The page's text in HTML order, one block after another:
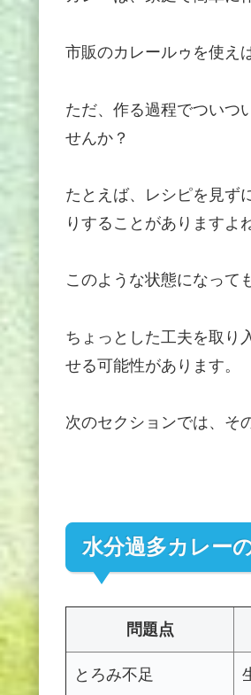
市販のカレールゥを使え
ただ、作る過程でついつ
せんか？
たとえば、レシピを見ず
りすることがありますよ
このような状態になって
ちょっとした工夫を取り
せる可能性があります。
次のセクションでは、そ
水分過多カレー
問題点
とろみ不足